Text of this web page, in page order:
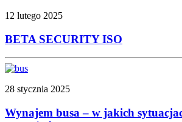
12 lutego 2025
BETA SECURITY ISO
28 stycznia 2025
Wynajem busa – w jakich